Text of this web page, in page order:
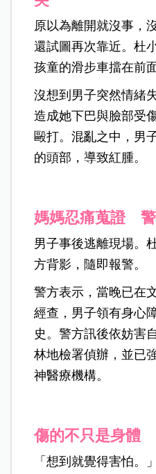
原以為離開就沒事，
還試圖再次靠近。杜
孩童的滑步車擋在前
沒想到男子突然情緒
造成她下巴與臉部受
毆打。混亂之中，男
的頭部，導致紅腫。
媽媽忍痛蒐證
男子事後逃離現場。
方背影，隨即報警。
警方表示，當晚已在
經查，男子領有身心
史。警方訊後依妨害
林地檢署偵辦，並已
神醫療機構。
傷的不只是身體
「想到就覺得害怕。